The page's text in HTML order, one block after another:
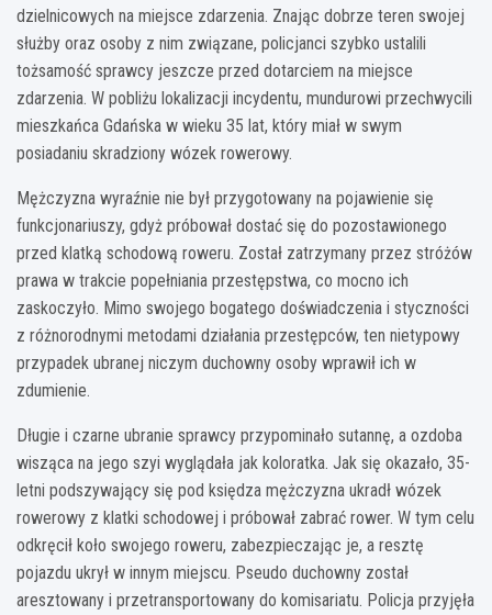
dzielnicowych na miejsce zdarzenia. Znając dobrze teren swojej
służby oraz osoby z nim związane, policjanci szybko ustalili
tożsamość sprawcy jeszcze przed dotarciem na miejsce
zdarzenia. W pobliżu lokalizacji incydentu, mundurowi przechwycili
mieszkańca Gdańska w wieku 35 lat, który miał w swym
posiadaniu skradziony wózek rowerowy.
Mężczyzna wyraźnie nie był przygotowany na pojawienie się
funkcjonariuszy, gdyż próbował dostać się do pozostawionego
przed klatką schodową roweru. Został zatrzymany przez stróżów
prawa w trakcie popełniania przestępstwa, co mocno ich
zaskoczyło. Mimo swojego bogatego doświadczenia i styczności
z różnorodnymi metodami działania przestępców, ten nietypowy
przypadek ubranej niczym duchowny osoby wprawił ich w
zdumienie.
Długie i czarne ubranie sprawcy przypominało sutannę, a ozdoba
wisząca na jego szyi wyglądała jak koloratka. Jak się okazało, 35-
letni podszywający się pod księdza mężczyzna ukradł wózek
rowerowy z klatki schodowej i próbował zabrać rower. W tym celu
odkręcił koło swojego roweru, zabezpieczając je, a resztę
pojazdu ukrył w innym miejscu. Pseudo duchowny został
aresztowany i przetransportowany do komisariatu. Policja przyjęła